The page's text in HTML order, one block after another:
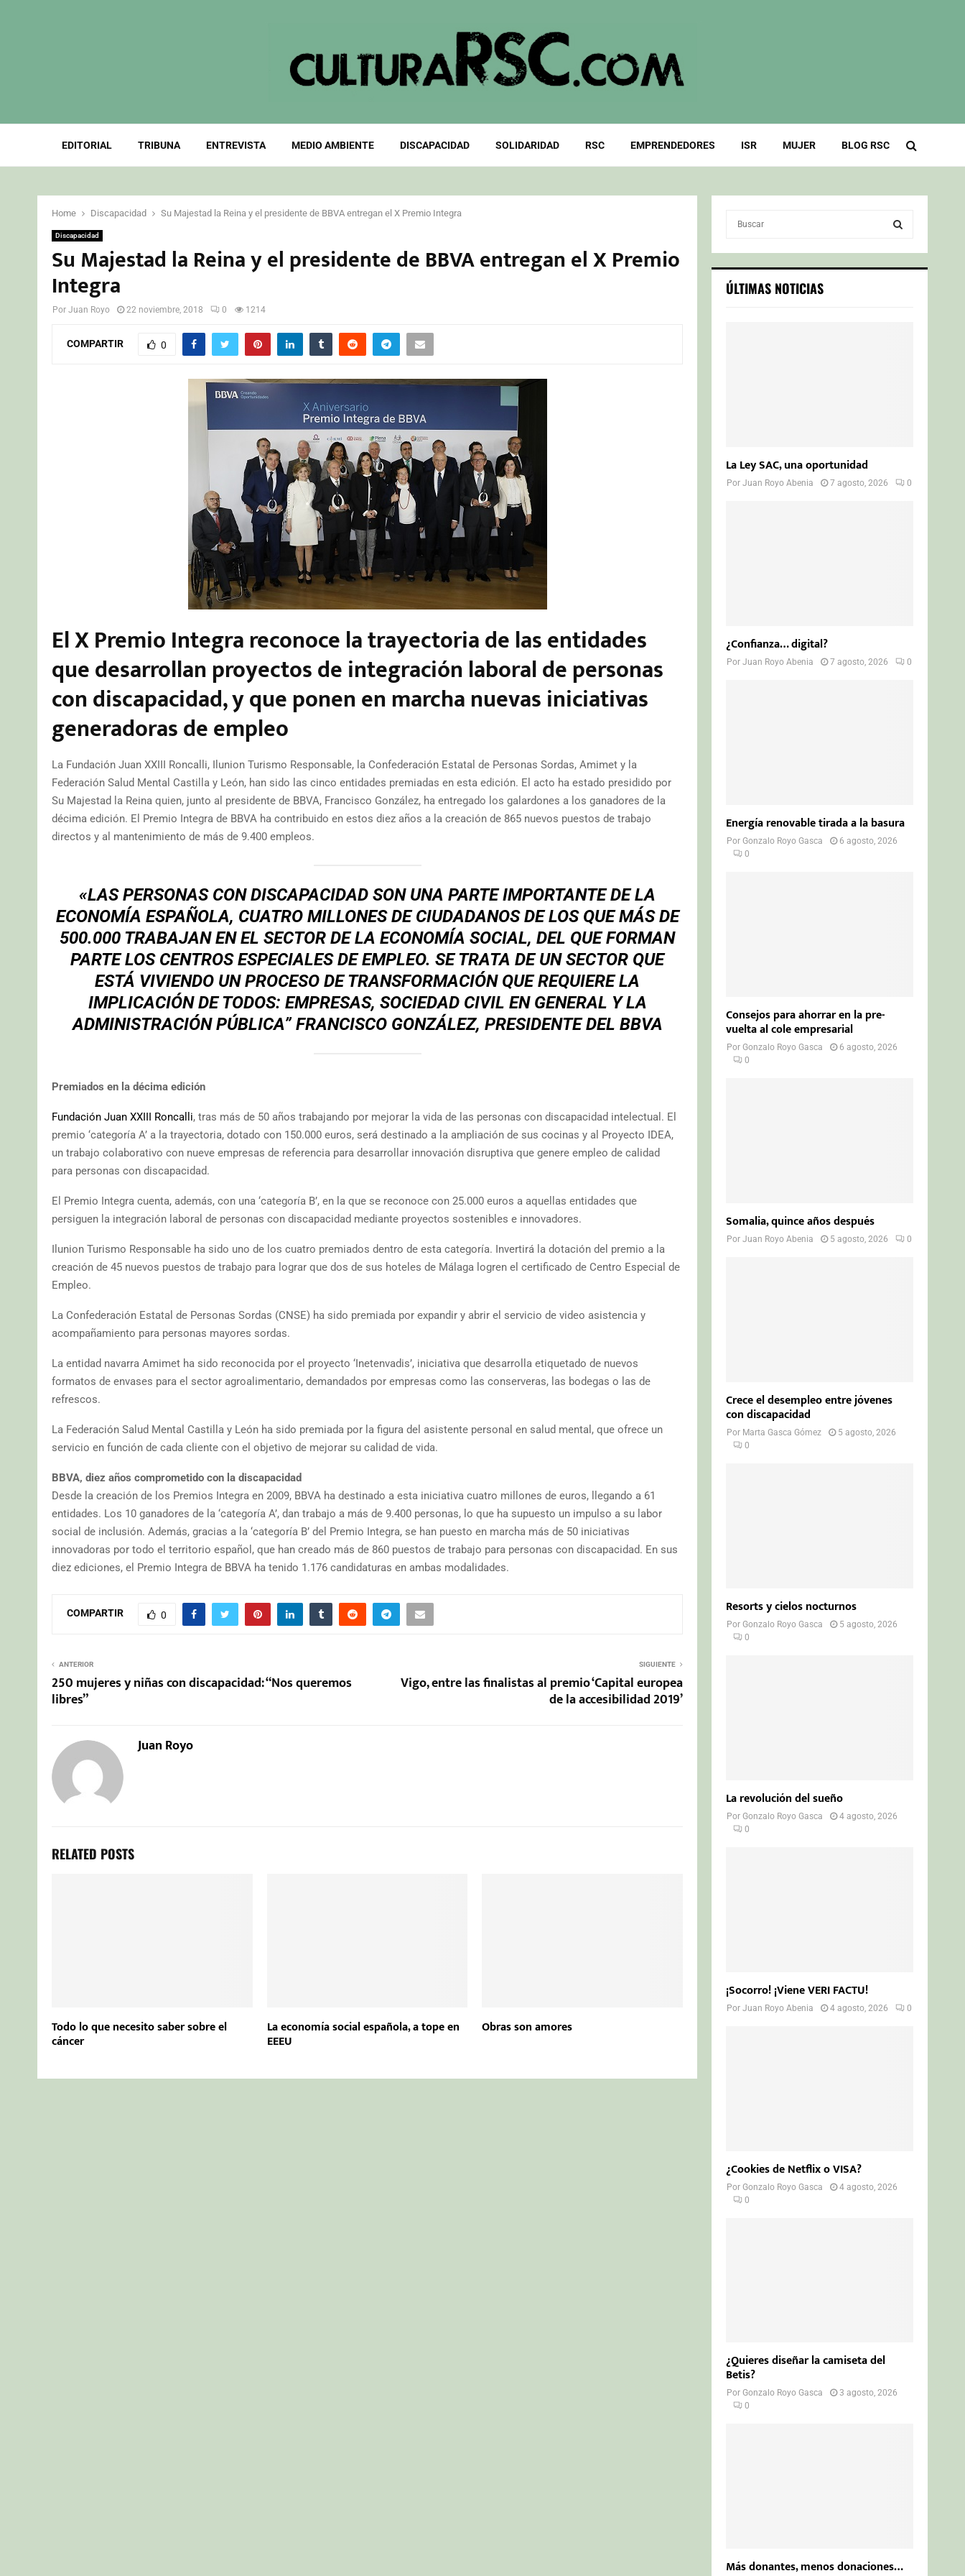
EDITORIAL TRIBUNA ENTREVISTA MEDIO AMBIENTE DISCAPACIDAD SOLIDARIDAD RSC EMPRENDEDORES ISR MUJER BLOG RSC
Home Discapacidad Su Majestad la Reina y el presidente de BBVA entregan el X Premio Integra
Discapacidad
Su Majestad la Reina y el presidente de BBVA entregan el X Premio
Integra
Por Juan Royo 22 noviembre, 2018 0 1214
COMPARTIR 0
El X Premio Integra reconoce la trayectoria de las entidades
que desarrollan proyectos de integración laboral de personas
con discapacidad, y que ponen en marcha nuevas iniciativas
generadoras de empleo
La Fundación Juan XXIII Roncalli, Ilunion Turismo Responsable, la Confederación Estatal de Personas Sordas, Amimet y la
Federación Salud Mental Castilla y León, han sido las cinco entidades premiadas en esta edición. El acto ha estado presidido por
Su Majestad la Reina quien, junto al presidente de BBVA, Francisco González, ha entregado los galardones a los ganadores de la
décima edición. El Premio Integra de BBVA ha contribuido en estos diez años a la creación de 865 nuevos puestos de trabajo
directos y al mantenimiento de más de 9.400 empleos.
«LAS PERSONAS CON DISCAPACIDAD SON UNA PARTE IMPORTANTE DE LA
ECONOMÍA ESPAÑOLA, CUATRO MILLONES DE CIUDADANOS DE LOS QUE MÁS DE
500.000 TRABAJAN EN EL SECTOR DE LA ECONOMÍA SOCIAL, DEL QUE FORMAN
PARTE LOS CENTROS ESPECIALES DE EMPLEO. SE TRATA DE UN SECTOR QUE
ESTÁ VIVIENDO UN PROCESO DE TRANSFORMACIÓN QUE REQUIERE LA
IMPLICACIÓN DE TODOS: EMPRESAS, SOCIEDAD CIVIL EN GENERAL Y LA
ADMINISTRACIÓN PÚBLICA” FRANCISCO GONZÁLEZ, PRESIDENTE DEL BBVA
Premiados en la décima edición
Fundación Juan XXIII Roncalli, tras más de 50 años trabajando por mejorar la vida de las personas con discapacidad intelectual. El
premio ‘categoría A’ a la trayectoria, dotado con 150.000 euros, será destinado a la ampliación de sus cocinas y al Proyecto IDEA,
un trabajo colaborativo con nueve empresas de referencia para desarrollar innovación disruptiva que genere empleo de calidad
para personas con discapacidad.
El Premio Integra cuenta, además, con una ‘categoría B’, en la que se reconoce con 25.000 euros a aquellas entidades que
persiguen la integración laboral de personas con discapacidad mediante proyectos sostenibles e innovadores.
Ilunion Turismo Responsable ha sido uno de los cuatro premiados dentro de esta categoría. Invertirá la dotación del premio a la
creación de 45 nuevos puestos de trabajo para lograr que dos de sus hoteles de Málaga logren el certificado de Centro Especial de
Empleo.
La Confederación Estatal de Personas Sordas (CNSE) ha sido premiada por expandir y abrir el servicio de video asistencia y
acompañamiento para personas mayores sordas.
La entidad navarra Amimet ha sido reconocida por el proyecto ‘Inetenvadis’, iniciativa que desarrolla etiquetado de nuevos
formatos de envases para el sector agroalimentario, demandados por empresas como las conserveras, las bodegas o las de
refrescos.
La Federación Salud Mental Castilla y León ha sido premiada por la figura del asistente personal en salud mental, que ofrece un
servicio en función de cada cliente con el objetivo de mejorar su calidad de vida.
BBVA, diez años comprometido con la discapacidad
Desde la creación de los Premios Integra en 2009, BBVA ha destinado a esta iniciativa cuatro millones de euros, llegando a 61
entidades. Los 10 ganadores de la ‘categoría A’, dan trabajo a más de 9.400 personas, lo que ha supuesto un impulso a su labor
social de inclusión. Además, gracias a la ‘categoría B’ del Premio Integra, se han puesto en marcha más de 50 iniciativas
innovadoras por todo el territorio español, que han creado más de 860 puestos de trabajo para personas con discapacidad. En sus
diez ediciones, el Premio Integra de BBVA ha tenido 1.176 candidaturas en ambas modalidades.
COMPARTIR 0
ANTERIOR
250 mujeres y niñas con discapacidad: “Nos queremos
libres”
SIGUIENTE
Vigo, entre las finalistas al premio ‘Capital europea
de la accesibilidad 2019’
Juan Royo
RELATED POSTS
Todo lo que necesito saber sobre el
cáncer
La economía social española, a tope en
EEEU
Obras son amores
c
h
S
ÚLTIMAS NOTICIAS
La Ley SAC, una oportunidad
PorJuan Royo Abenia 7 agosto, 2026 0
¿Confianza… digital?
PorJuan Royo Abenia 7 agosto, 2026 0
Energía renovable tirada a la basura
PorGonzalo Royo Gasca
6 agosto, 2026
0
Consejos para ahorrar en la pre-
vuelta al cole empresarial
PorGonzalo Royo Gasca
6 agosto, 2026
0
Somalia, quince años después
PorJuan Royo Abenia 5 agosto, 2026 0
Crece el desempleo entre jóvenes
con discapacidad
Por Marta Gasca Gómez
5 agosto, 2026
0
Resorts y cielos nocturnos
PorGonzalo Royo Gasca
5 agosto, 2026
0
La revolución del sueño
PorGonzalo Royo Gasca
4 agosto, 2026
0
¡Socorro! ¡Viene VERI FACTU!
PorJuan Royo Abenia 4 agosto, 2026 0
¿Cookies de Netflix o VISA?
PorGonzalo Royo Gasca
4 agosto, 2026
0
¿Quieres diseñar la camiseta del
Betis?
PorGonzalo Royo Gasca
3 agosto, 2026
0
Más donantes, menos donaciones…